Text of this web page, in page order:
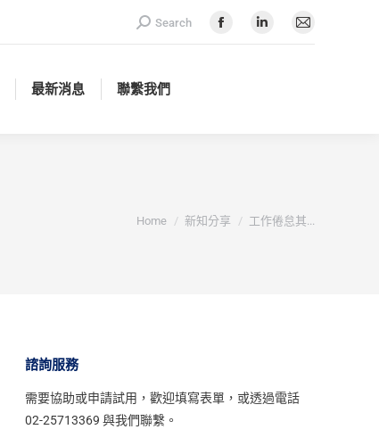
Search:Search
最新消息 聯繫我們
You are here:
Home 新知分享 工作倦怠其...
諮詢服務
需要協助或申請試用， 歡迎填寫表單 ，或透過電話
02-25713369 與我們聯繫。
聯繫我們